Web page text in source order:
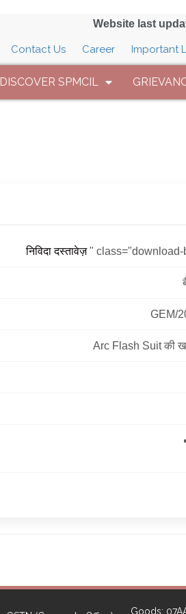
Website last
Contact Us Career Important
DISCOVER SPMCIL
निविदा दस्तावेज़" class="download-
GEM/
Arc Flash Suit की
Goods: